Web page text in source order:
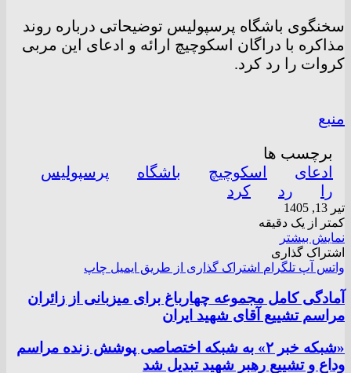
سخنگوی باشگاه پرسپولیس توضیحاتی درباره روند
مذاکره با دراگان اسکوچیچ ارائه و ادعای این مربی
کروات را رد کرد.
منبع
برچسب ها
ادعای
اسکوچیچ باشگاه
پرسپولیس
را
رد کرد
تیر 13, 1405
کمتر از یک دقیقه
نمایش بیشتر
اشتراک گذاری
واتس آپ تلگرام اشتراک گذاری از طریق ایمیل چاپ
آمادگی کامل مجموعه چهارباغ برای میزبانی از زائران
مراسم تشییع آقای شهید ایران
«شبکه خبر ۲» به شبکه اختصاصی پوشش زنده مراسم
وداع و تشییع رهبر شهید تبدیل شد